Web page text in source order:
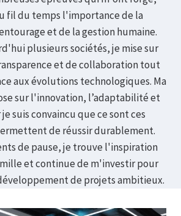
fil du temps l'importance de la
et de la gestion humaine.
plusieurs sociétés, je mise sur
et de collaboration tout
aux évolutions technologiques. Ma
sur l'innovation, l’adaptabilité et
suis convaincu que ce sont ces
de réussir durablement.
de pause, je trouve l'inspiration
et continue de m'investir pour
de projets ambitieux.